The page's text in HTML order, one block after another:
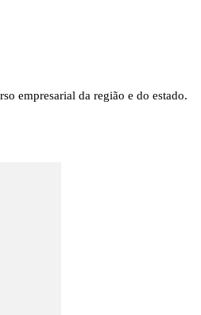
empresarial da região e do estado.